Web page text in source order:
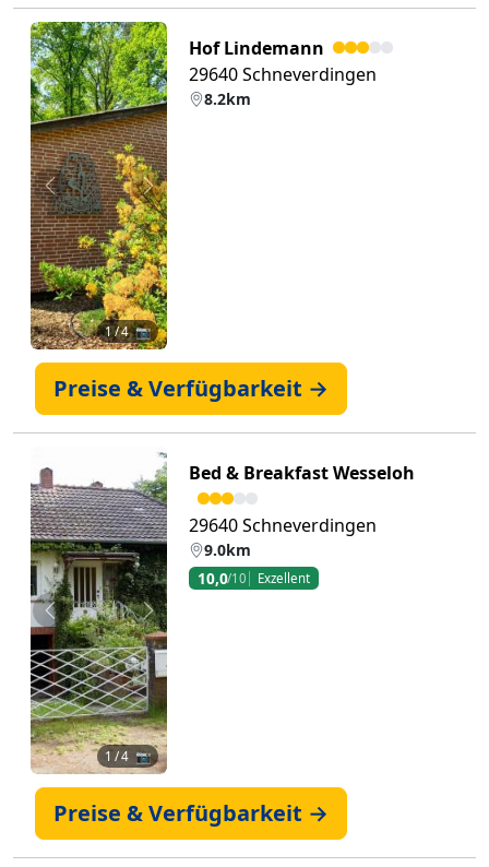
Zurück Weiter
1/ 4 📷
Hof Lindemann
29640 Schneverdingen
8.2km
Preise & Verfügbarkeit →
Zurück Weiter
1/ 4 📷
Bed & Breakfast Wesseloh
29640 Schneverdingen
9.0km
10,0/10 Exzellent
Preise & Verfügbarkeit →